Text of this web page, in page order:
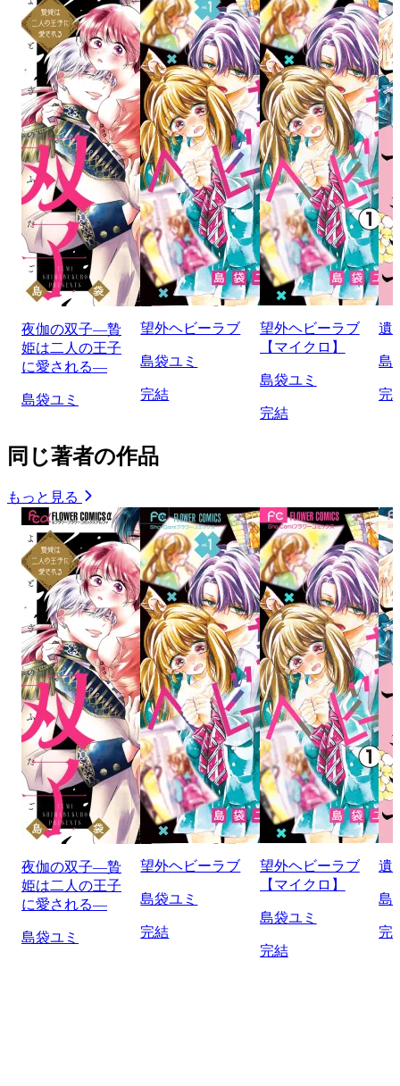
夜伽の双子―贄
姫は二人の王子
に愛される―
島袋ユミ
望外ヘビーラブ
島袋ユミ
完結
望外ヘビーラブ
【マイクロ】
島袋ユミ
完結
遺
島
完
同じ著者の作品
もっと見る
夜伽の双子―贄
姫は二人の王子
に愛される―
島袋ユミ
望外ヘビーラブ
島袋ユミ
完結
望外ヘビーラブ
【マイクロ】
島袋ユミ
完結
遺
島
完